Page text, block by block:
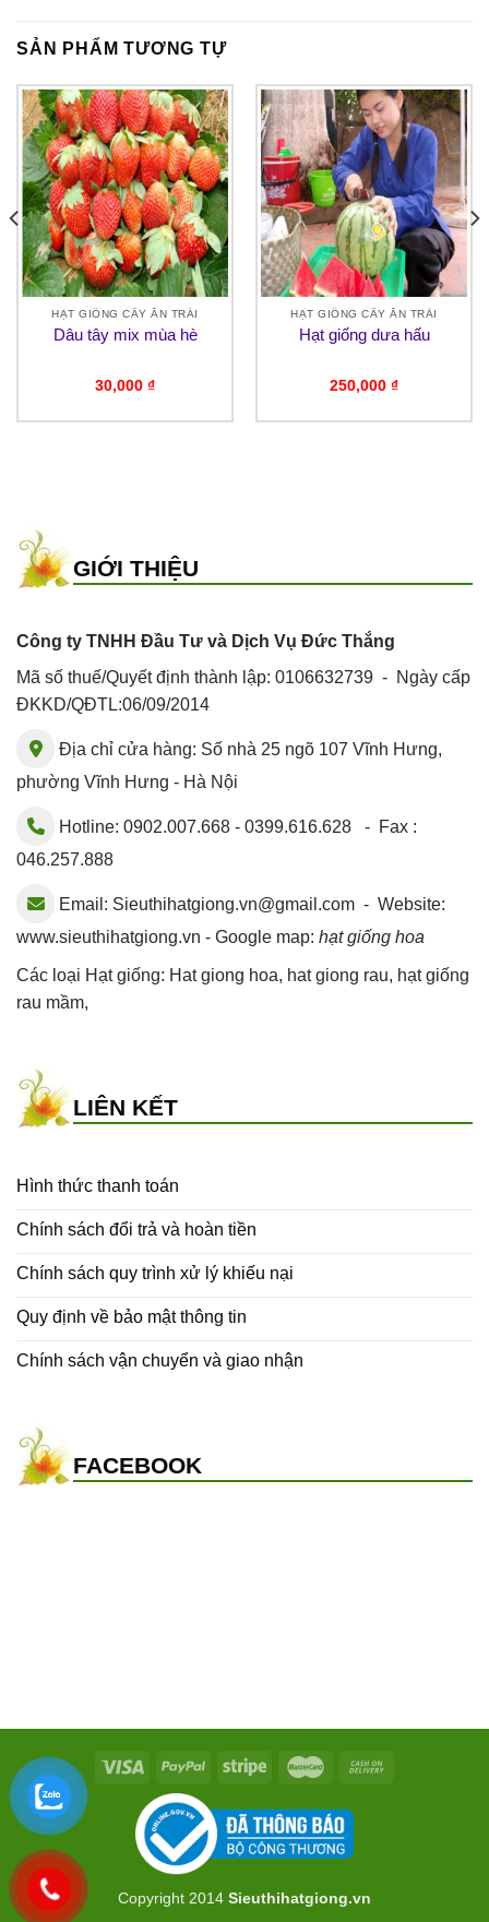
SẢN PHẨM TƯƠNG TỰ
HẠT GIỐNG CÂY ĂN TRÁI
Dâu tây mix mùa hè
30,000 ₫
HẠT GIỐNG CÂY ĂN TRÁI
Hạt giống dưa hấu
250,000 ₫
GIỚI THIỆU
Công ty TNHH Đầu Tư và Dịch Vụ Đức Thắng
Mã số thuế/Quyết định thành lập: 0106632739 - Ngày cấp
ĐKKD/QĐTL:06/09/2014
Địa chỉ cửa hàng: Số nhà 25 ngõ 107 Vĩnh Hưng,
phường Vĩnh Hưng - Hà Nội
Hotline: 0902.007.668 - 0399.616.628 - Fax :
046.257.888
Email: Sieuthihatgiong.vn@gmail.com - Website:
www.sieuthihatgiong.vn - Google map: hạt giống hoa
Các loại Hạt giống: Hat giong hoa, hat giong rau, hạt giống
rau mầm,
LIÊN KẾT
Hình thức thanh toán
Chính sách đổi trả và hoàn tiền
Chính sách quy trình xử lý khiếu nại
Quy định về bảo mật thông tin
Chính sách vận chuyển và giao nhận
FACEBOOK
Copyright 2014 Sieuthihatgiong.vn